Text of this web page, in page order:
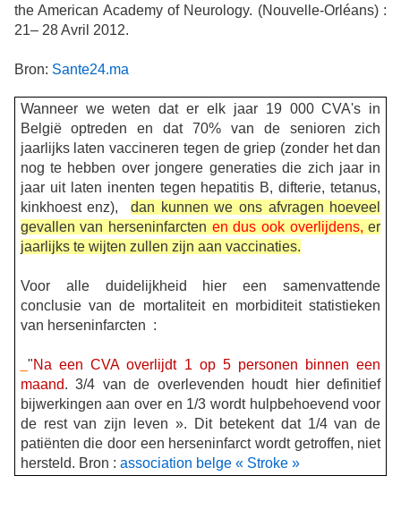
the American Academy of Neurology. (Nouvelle-Orléans) :
21– 28 Avril 2012.
Bron: Sante24.ma
Wanneer we weten dat er elk jaar 19 000 CVA's in
België optreden en dat 70% van de senioren zich
jaarlijks laten vaccineren tegen de griep (zonder het dan
nog te hebben over jongere generaties die zich jaar in
jaar uit laten inenten tegen hepatitis B, difterie, tetanus,
kinkhoest enz),
dan kunnen we ons afvragen hoeveel
gevallen van herseninfarcten en dus ook overlijdens, er
jaarlijks te wijten zullen zijn aan vaccinaties.
Voor alle duidelijkheid hier een samenvattende
conclusie van de mortaliteit en morbiditeit statistieken
van herseninfarcten :
"Na een CVA overlijdt 1 op 5 personen binnen een
maand. 3/4 van de overlevenden houdt hier definitief
bijwerkingen aan over en 1/3 wordt hulpbehoevend voor
de rest van zijn leven ». Dit betekent dat 1/4 van de
patiënten die door een herseninfarct wordt getroffen, niet
hersteld. Bron : association belge « Stroke »